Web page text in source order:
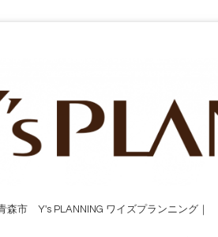
森市 Y's PLANNING ワイズプランニング